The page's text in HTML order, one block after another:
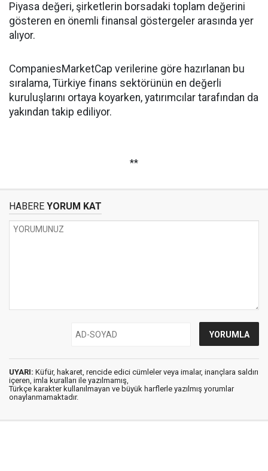
Piyasa değeri, şirketlerin borsadaki toplam değerini
gösteren en önemli finansal göstergeler arasında yer
alıyor.
CompaniesMarketCap verilerine göre hazırlanan bu
sıralama, Türkiye finans sektörünün en değerli
kuruluşlarını ortaya koyarken, yatırımcılar tarafından da
yakından takip ediliyor.
**
HABERE YORUM KAT
UYARI: Küfür, hakaret, rencide edici cümleler veya imalar, inançlara saldırı
içeren, imla kuralları ile yazılmamış,
Türkçe karakter kullanılmayan ve büyük harflerle yazılmış yorumlar
onaylanmamaktadır.